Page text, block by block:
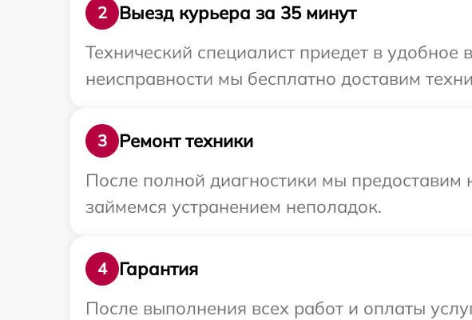
2
Выезд курьера за 35 минут
Технический специалист приедет в удобное
неисправности мы бесплатно доставим
3
Ремонт техники
После полной диагностики мы предоставим
займемся устранением неполадок.
4
Гарантия
После выполнения всех работ и оплаты